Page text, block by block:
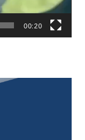
00:20